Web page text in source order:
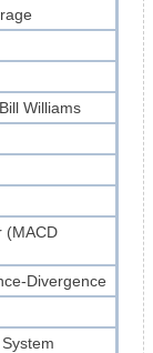
Williams
(MACD
Divergence